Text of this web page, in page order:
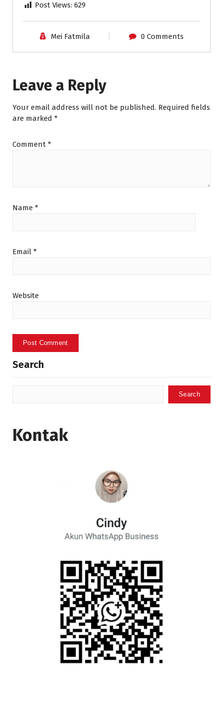
Post Views: 629
Mei Fatmila 0 Comments
Leave a Reply
Your email address will not be published. Required fields
are marked *
Comment *
Name *
Email *
Website
Search
Search
Kontak